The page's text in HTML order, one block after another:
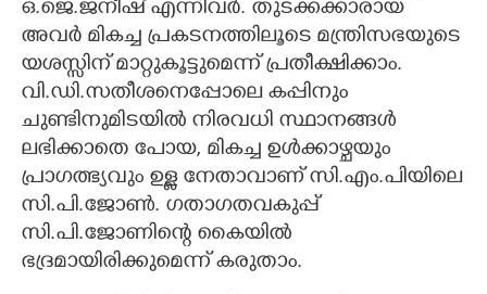
ഒ.ജെ.ജനീഷ് എന്നിവർ. തുടക്കക്കാരായ
അവർ മികച്ച പ്രകടനത്തിലൂടെ മന്ത്രിസഭയുടെ
യശസ്സിന് മാറ്റുകൂട്ടുമെന്ന് പ്രതീക്ഷിക്കാം.
വി.ഡി.സതീശനെപ്പോലെ കപ്പിനും
ചുണ്ടിനുമിടയിൽ നിരവധി സ്ഥാനങ്ങൾ
ലഭിക്കാതെ പോയ, മികച്ച ഉൾക്കാഴ്ചയും
പ്രാഗത്ഭ്യവും ഉള്ള നേതാവാണ് സി.എം.പിയിലെ
സി.പി.ജോൺ. ഗതാഗതവകുപ്പ്
സി.പി.ജോണിന്റെ കൈയിൽ
ഭദ്രമായിരിക്കുമെന്ന് കരുതാം.